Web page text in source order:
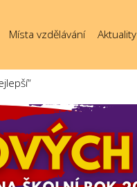
Místa vzdělávání Aktuality